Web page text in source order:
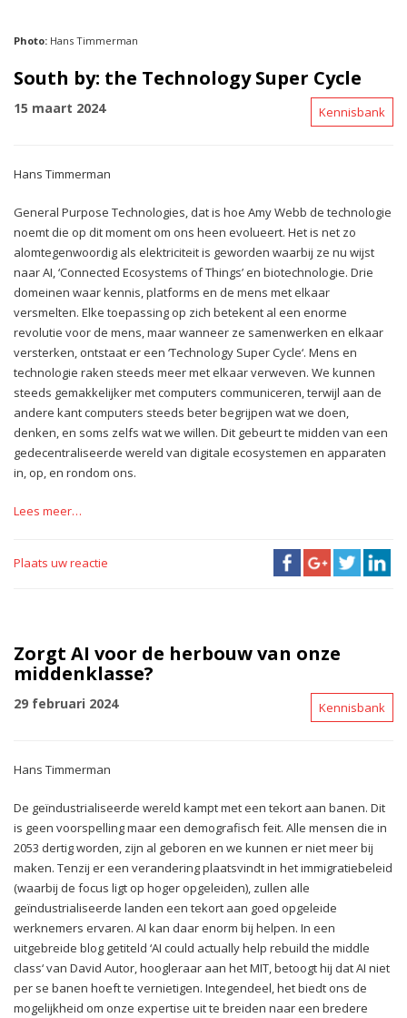
Photo: Hans Timmerman
South by: the Technology Super Cycle
15 maart 2024 Kennisbank
Hans Timmerman
General Purpose Technologies, dat is hoe Amy Webb de technologie
noemt die op dit moment om ons heen evolueert. Het is net zo
alomtegenwoordig als elektriciteit is geworden waarbij ze nu wijst
naar AI, ‘Connected Ecosystems of Things’ en biotechnologie. Drie
domeinen waar kennis, platforms en de mens met elkaar
versmelten. Elke toepassing op zich betekent al een enorme
revolutie voor de mens, maar wanneer ze samenwerken en elkaar
versterken, ontstaat er een ‘Technology Super Cycle‘. Mens en
technologie raken steeds meer met elkaar verweven. We kunnen
steeds gemakkelijker met computers communiceren, terwijl aan de
andere kant computers steeds beter begrijpen wat we doen,
denken, en soms zelfs wat we willen. Dit gebeurt te midden van een
gedecentraliseerde wereld van digitale ecosystemen en apparaten
in, op, en rondom ons.
Lees meer…
Plaats uw reactie
Zorgt AI voor de herbouw van onze
middenklasse?
29 februari 2024 Kennisbank
Hans Timmerman
De geïndustrialiseerde wereld kampt met een tekort aan banen. Dit
is geen voorspelling maar een demografisch feit. Alle mensen die in
2053 dertig worden, zijn al geboren en we kunnen er niet meer bij
maken. Tenzij er een verandering plaatsvindt in het immigratiebeleid
(waarbij de focus ligt op hoger opgeleiden), zullen alle
geïndustrialiseerde landen een tekort aan goed opgeleide
werknemers ervaren. AI kan daar enorm bij helpen. In een
uitgebreide blog getiteld ‘AI could actually help rebuild the middle
class‘ van David Autor, hoogleraar aan het MIT, betoogt hij dat AI niet
per se banen hoeft te vernietigen. Integendeel, het biedt ons de
mogelijkheid om onze expertise uit te breiden naar een bredere